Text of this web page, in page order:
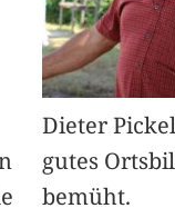
Dieter
gutes
bemüht.